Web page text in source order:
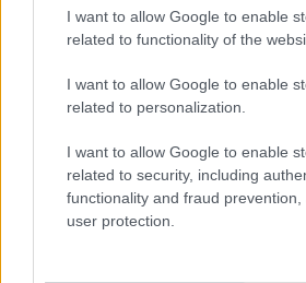
I want to allow Google to enable
related to functionality of the
I want to allow Google to enable
related to personalization.
I want to allow Google to enable
related to security, including
functionality and fraud
user protection.
ΕΥΤΥΧΙΑ ΑΓΚΑΛΙΑ